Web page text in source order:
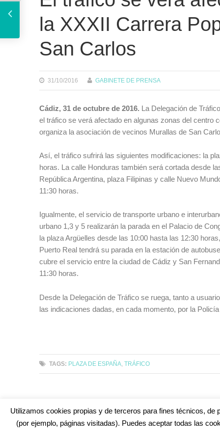
la XXXII Carrera
San Carlos
31/10/2016 GABINETE DE PRENSA
Cádiz, 31 de octubre de 2016. La Delegación de
el tráfico se verá afectado en algunas zonas del centro
organiza la asociación de vecinos Murallas de San
Así, el tráfico sufrirá las siguientes modificaciones: la
horas. La calle Honduras también será cortada desde
República Argentina, plaza Filipinas y calle Nuevo
11:30 horas.
Igualmente, el servicio de transporte urbano e
urbano 1,3 y 5 realizarán la parada en el Palacio de
la plaza Argüelles desde las 10:00 hasta las 12:30
Puerto Real tendrá su parada en la estación de
cubre el servicio entre la ciudad de Cádiz y San
11:30 horas.
Desde la Delegación de Tráfico se ruega, tanto a
las indicaciones dadas, en cada momento, por la
TAGS: PLAZA DE ESPAÑA ,TRÁFICO
¿No encuentras alguna cosa? Echa un vistazo en
Utilizamos cookies propias y de terceros para fines técnicos, de
(por ejemplo, páginas visitadas). Puedes aceptar todas las